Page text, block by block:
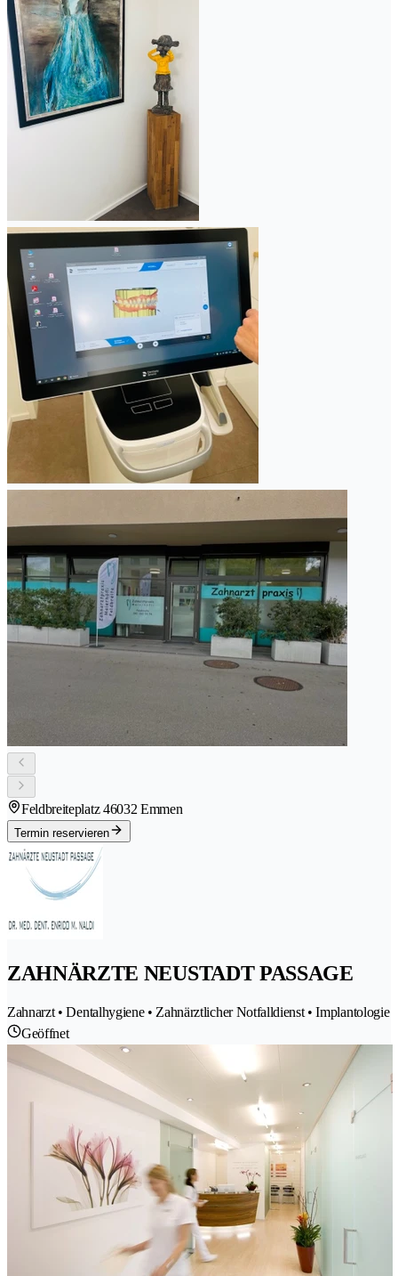
Feldbreiteplatz 46032 Emmen
Termin reservieren
ZAHNÄRZTE NEUSTADT PASSAGE
Zahnarzt • Dentalhygiene • Zahnärztlicher Notfalldienst • Implantologie
Geöffnet